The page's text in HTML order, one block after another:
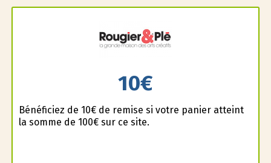
10€
Bénéficiez de 10€ de remise si votre panier atteint
la somme de 100€ sur ce site.